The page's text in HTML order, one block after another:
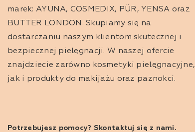
marek: AYUNA, COSMEDIX, PÜR, YENSA oraz
BUTTER LONDON. Skupiamy się na
dostarczaniu naszym klientom skutecznej i
bezpiecznej pielęgnacji. W naszej ofercie
znajdziecie zarówno kosmetyki pielęgnacyjne,
jak i produkty do makijażu oraz paznokci.
Potrzebujesz pomocy? Skontaktuj się z nami.